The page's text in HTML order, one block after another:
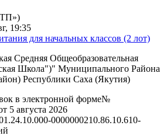
19:35
для начальных классов (2 лот)
Средняя Общеобразовательная
Школа")" Муниципального Района
Республики Саха (Якутия)
в электронной форме№
5 августа 2026
0000000210.86.10.610-